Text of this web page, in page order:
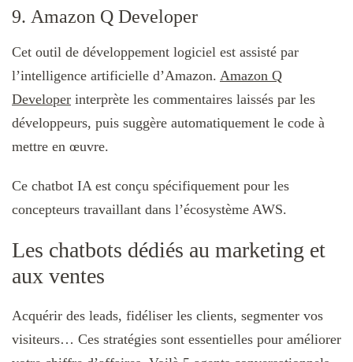
9. Amazon Q Developer
Cet outil de développement logiciel est assisté par
l’intelligence artificielle d’Amazon. Amazon Q
Developer interprète les commentaires laissés par les
développeurs, puis suggère automatiquement le code à
mettre en œuvre.
Ce chatbot IA est conçu spécifiquement pour les
concepteurs travaillant dans l’écosystème AWS.
Les chatbots dédiés au marketing et
aux ventes
Acquérir des leads, fidéliser les clients, segmenter vos
visiteurs… Ces stratégies sont essentielles pour améliorer